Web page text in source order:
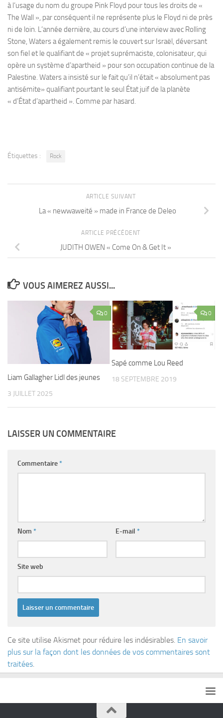
à l’usage du nom du groupe Pink Floyd pour tous les droits de «
The Wall », par conséquent il ne représente plus le Floyd ni de près
ni de loin. L’année dernière, au cours d’une interview avec Rolling
Stone, Waters a également remis le couvert sur Israël, déversant
son fiel et le qualifiant de « projet suprémaciste, colonisateur, qui
opère un système d’apartheid » pour son occupation continue de la
Palestine. Waters a insisté sur le fait qu’il n’était « absolument pas
antisémite» qualifiant pourtant le seul État juif de la planète
« d’État d’apartheid ». Comme par hasard.
Étiquettes : Rock
ARTICLE SUIVANT
La « newwaweité » made in France de Deleo
ARTICLE PRÉCÉDENT
JUDITH OWEN « Come On & Get It »
VOUS AIMEREZ AUSSI...
0
Liam Gallagher Lidl des jeunes
3 JUILLET 2025
0
Sapé comme Lou Reed
18 SEPTEMBRE 2019
LAISSER UN COMMENTAIRE
Commentaire*
Nom * E-mail *
Site web
Ce site utilise Akismet pour réduire les indésirables. En savoir
plus sur la façon dont les données de vos commentaires sont
traitées.